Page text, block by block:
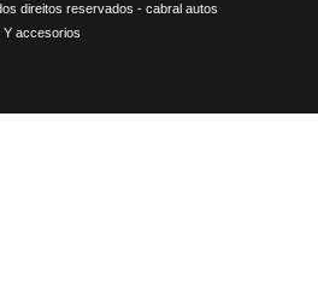
direitos reservados - cabral autos
Y accesorios